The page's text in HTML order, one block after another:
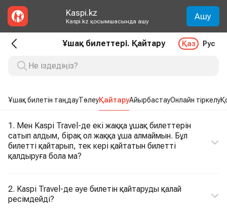
Kaspi.kz
Kaspi.kz қосымшасында ашу Ашу
Ұшақ билеттері. Қайтару Қаз Рус
Ұшақ билетін таңдауТөлеуҚайтаруАйырбастауОнлайн тіркелу
1. Мен Kaspi Travel-де екі жаққа ұшақ билеттерін
сатып алдым, бірақ ол жаққа ұша алмаймын. Бұл
билетті қайтарып, тек кері қайтатын билетті
қалдыруға бола ма?
2. Kaspi Travel-де әуе билетін қайтаруды қалай
ресімдейді?